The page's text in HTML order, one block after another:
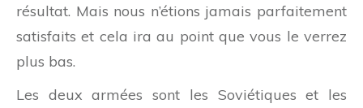
résultat. Mais nous n’étions jamais parfaitement
satisfaits et cela ira au point que vous le verrez
plus bas.
Les deux armées sont les Soviétiques et les